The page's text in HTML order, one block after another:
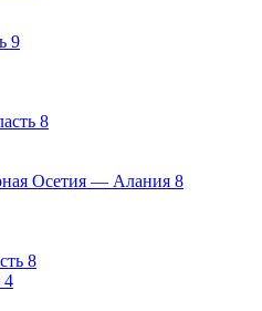
9
8
Осетия — Алания 8
8
4